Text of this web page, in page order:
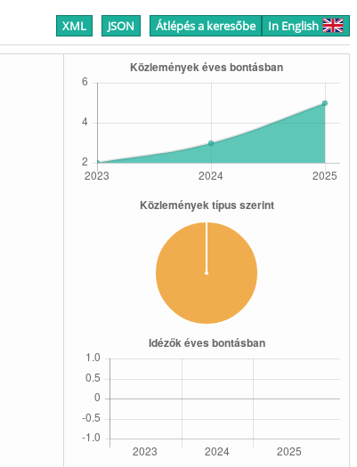
XML JSON Átlépés a keresőbe In English